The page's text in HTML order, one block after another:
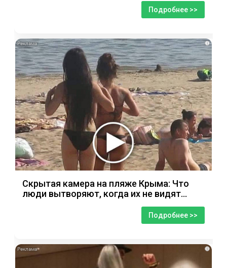
Подробнее >>
i
Скрытая камера на пляже Крыма: Что
люди вытворяют, когда их не видят...
Подробнее >>
i